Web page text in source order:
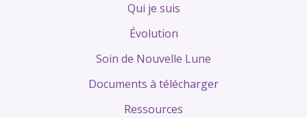
Qui je suis
Évolution
Soin de Nouvelle Lune
Documents à télécharger
Ressources